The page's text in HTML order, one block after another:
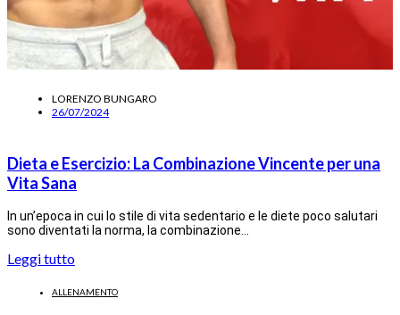
LORENZO BUNGARO
26/07/2024
Dieta e Esercizio: La Combinazione Vincente per una
Vita Sana
In un’epoca in cui lo stile di vita sedentario e le diete poco salutari
sono diventati la norma, la combinazione…
Leggi tutto
ALLENAMENTO